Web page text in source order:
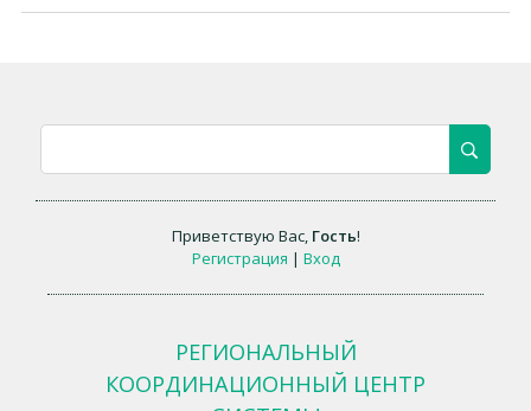
Приветствую Вас, Гость!
Регистрация | Вход
РЕГИОНАЛЬНЫЙ
КООРДИНАЦИОННЫЙ ЦЕНТР